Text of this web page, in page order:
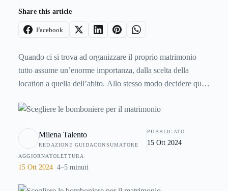
Share this article
Facebook
Quando ci si trova ad organizzare il proprio matrimonio
tutto assume un’enorme importanza, dalla scelta della
location a quella dell’abito. Allo stesso modo decidere quali
poiché la scelta è davvero infinita. Vediamo come
considerazioni è opportuno fare.
Milena Talento
REDAZIONE GUIDACONSUMATORE
PUBBLICATO
15 Ott 2024
AGGIORNATO
15 Ott 2024
LETTURA
4–5 minuti